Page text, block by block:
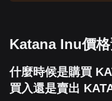
Katana Inu價格
什麼時候是購買
買入還是賣出